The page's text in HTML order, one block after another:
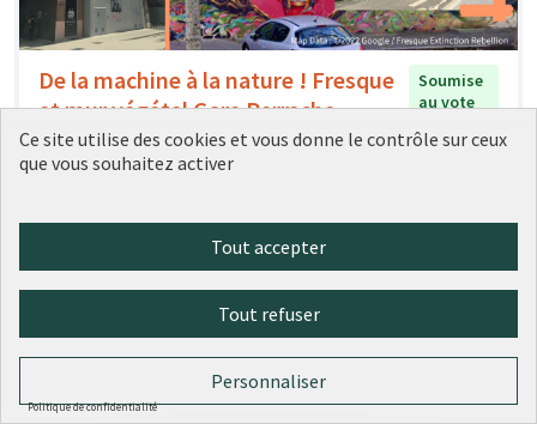
De la machine à la nature ! Fresque
et mur végétal Gare Perrache
Soumise
au vote
Conseil de quartier Confluence Perrache
0 1
Ce site utilise des cookies et vous donne le contrôle sur ceux
que vous souhaitez activer
Tout accepter
Tout refuser
Personnaliser
Politique de confidentialité